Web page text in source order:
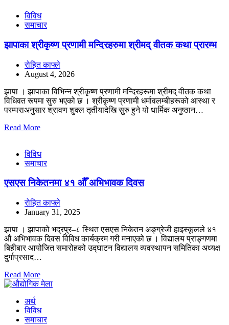
विविध
समाचार
झापाका श्रीकृष्ण प्रणामी मन्दिरहरुमा श्रीमद् वीतक कथा प्रारम्भ
रोहित काफ्ले
August 4, 2026
झापा । झापाका विभिन्न श्रीकृष्ण प्रणामी मन्दिरहरूमा श्रीमद् वीतक कथा
विधिवत रूपमा सुरु भएको छ । श्रीकृष्ण प्रणामी धर्मावलम्बीहरूको आस्था र
परम्पराअनुसार श्रावण शुक्ल तृतीयादेखि सुरु हुने यो धार्मिक अनुष्ठान…
Read More
विविध
समाचार
एसएस निकेतनमा ४१ औँ अभिभावक दिवस
रोहित काफ्ले
January 31, 2025
झापा । झापाको भद्रपुर–८ स्थित एसएस निकेतन अङ्ग्रेजी हाइस्कूलले ४१
औं अभिभावक दिवस विविध कार्यक्रम गरी मनाएको छ । विद्यालय प्राङ्गणमा
बिहीबार आयोजित समारोहको उद्घाटन विद्यालय व्यवस्थापन समितिका अध्यक्ष
दुर्गाप्रसाद…
Read More
अर्थ
विविध
समाचार